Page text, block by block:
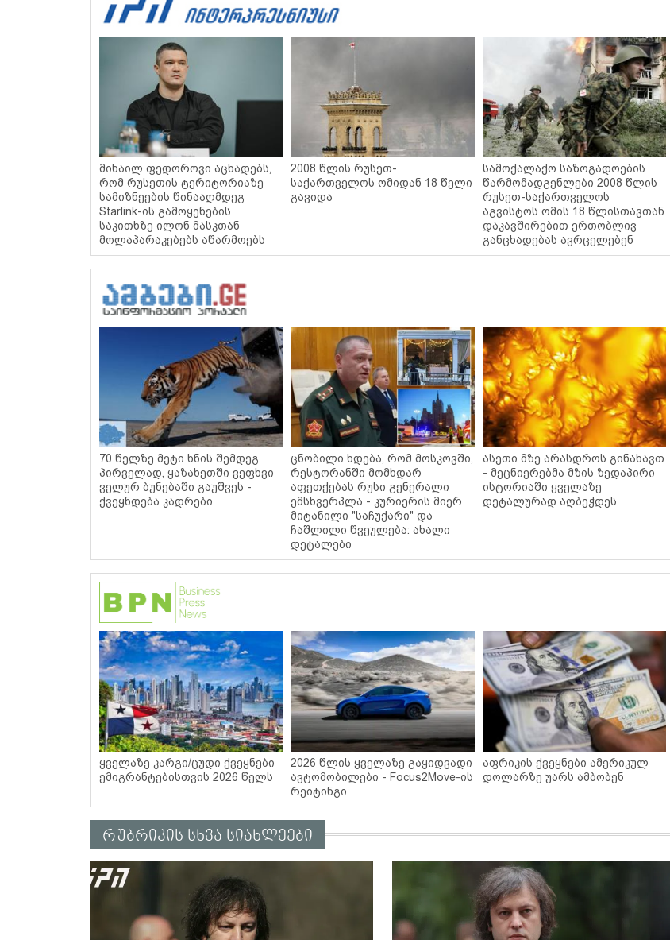
მიხაილ ფედოროვი აცხადებს,
რომ რუსეთის ტერიტორიაზე
სამიზნეების წინააღმდეგ
Starlink-ის გამოყენების
საკითხზე ილონ მასკთან
მოლაპარაკებებს აწარმოებს
2008 წლის რუსეთ-
საქართველოს ომიდან 18 წელი
გავიდა
სამოქალაქო საზოგადოების
წარმომადგენლები 2008 წლის
რუსეთ-საქართველოს
აგვისტოს ომის 18 წლისთავთან
დაკავშირებით ერთობლივ
განცხადებას ავრცელებენ
70 წელზე მეტი ხნის შემდეგ
პირველად, ყაზახეთში ვეფხვი
ველურ ბუნებაში გაუშვეს -
ქვეყნდება კადრები
ცნობილი ხდება, რომ მოსკოვში,
რესტორანში მომხდარ
აფეთქებას რუსი გენერალი
ემსხვერპლა - კურიერის მიერ
მიტანილი "საჩუქარი" და
ჩაშლილი წვეულება: ახალი
დეტალები
ასეთი მზე არასდროს გინახავთ
- მეცნიერებმა მზის ზედაპირი
ისტორიაში ყველაზე
დეტალურად აღბეჭდეს
ყველაზე კარგი/ცუდი ქვეყნები
ემიგრანტებისთვის 2026 წელს
2026 წლის ყველაზე გაყიდვადი
ავტომობილები - Focus2Move-ის
რეიტინგი
აფრიკის ქვეყნები ამერიკულ
დოლარზე უარს ამბობენ
რუბრიკის სხვა სიახლეები